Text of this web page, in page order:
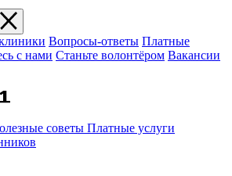
Вопросы-ответы Платные
с нами Станьте волонтёром Вакансии
советы Платные услуги